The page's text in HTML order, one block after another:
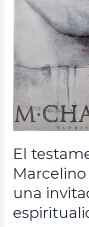
El
una